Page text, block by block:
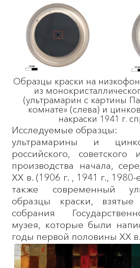
Образцы краски на
из
(ультрамарин с картины
комнате» (слева) и
накраски 1941 г.
Исследуемые образцы:
ультрамарины и
российского, советского
производства начала,
XX в. (1906 г. , 1941 г., 1980-
также современный
образцы краски,
собрания
музея, которые были
годы первой половины XX в.